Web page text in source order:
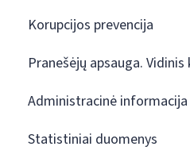
Korupcijos prevencija
Pranešėjų apsauga. Vidinis
Administracinė informacija
Statistiniai duomenys